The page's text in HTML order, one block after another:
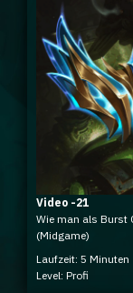
Video -21
Wie man als Burst
(Midgame)
Laufzeit: 5 Minuten
Level: Profi